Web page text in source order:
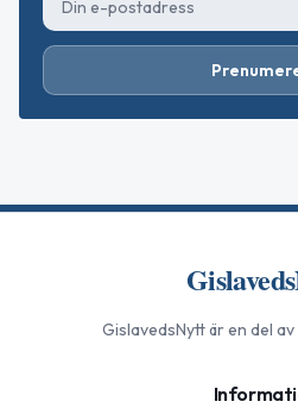
GislavedsNyttär en del